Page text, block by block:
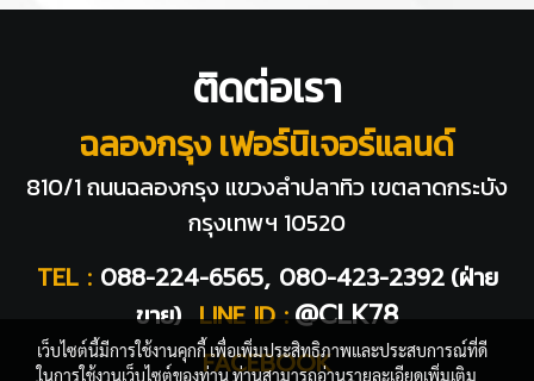
ติดต่อเรา
ฉลองกรุง เฟอร์นิเจอร์แลนด์
810/1 ถนนฉลองกรุง แขวงลำปลาทิว เขตลาดกระบัง
กรุงเทพฯ 10520
TEL : 088-224-6565, 080-423-2392 (ฝ่าย
ขาย) LINE ID : @CLK78
FACEBOOK
เว็บไซต์นี้มีการใช้งานคุกกี้ เพื่อเพิ่มประสิทธิภาพและประสบการณ์ที่ดี
ในการใช้งานเว็บไซต์ของท่าน ท่านสามารถอ่านรายละเอียดเพิ่มเติม